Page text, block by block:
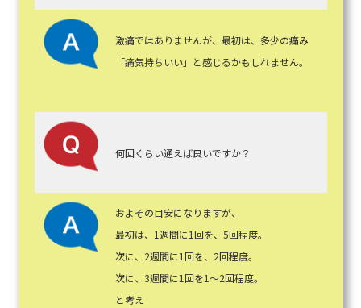
激痛ではありませんが、最初は、多少の痛み
「痛気持ちいい」と感じるかもしれません。
何回くらい通えば良いですか？
およその目安になりますが、
最初は、1週間に1回を、5回程度。
次に、2週間に1回を、2回程度。
次に、3週間に1回を1～2回程度。
と考え